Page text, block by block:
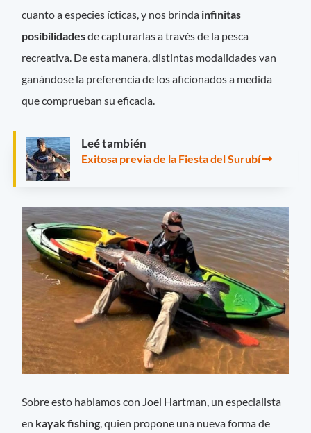
cuanto a especies ícticas, y nos brinda infinitas
posibilidadesde capturarlas a través de la pesca
recreativa. De esta manera, distintas modalidades van
ganándose la preferencia de los aficionados a medida
que comprueban su eficacia.
Leé también
Exitosa previa de la Fiesta del Surubí
Sobre esto hablamos con Joel Hartman, un especialista
en kayak fishing, quien propone una nueva forma de